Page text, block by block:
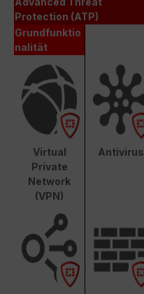
Protection (ATP)
Grundfunktio
nalität
Virtual
Private
Network
(VPN)
Antivirus